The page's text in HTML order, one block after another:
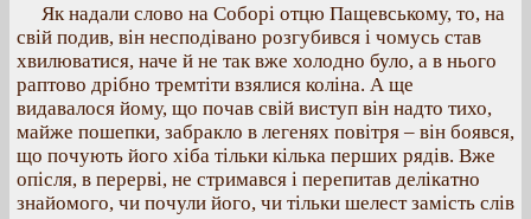
Як надали слово на Соборі отцю Пащевському, то, на
свій подив, він несподівано розгубився і чомусь став
хвилюватися, наче й не так вже холодно було, а в нього
раптово дрібно тремтіти взялися коліна. А ще
видавалося йому, що почав свій виступ він надто тихо,
майже пошепки, забракло в легенях повітря – він боявся,
що почують його хіба тільки кілька перших рядів. Вже
опісля, в перерві, не стримався і перепитав делікатно
знайомого, чи почули його, чи тільки шелест замість слів